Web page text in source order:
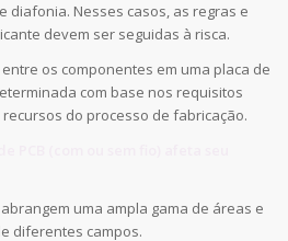
diafonia. Nesses casos, as regras e
devem ser seguidas à risca.
os componentes em uma placa de
com base nos requisitos
do processo de fabricação.
uma ampla gama de áreas e
diferentes campos.